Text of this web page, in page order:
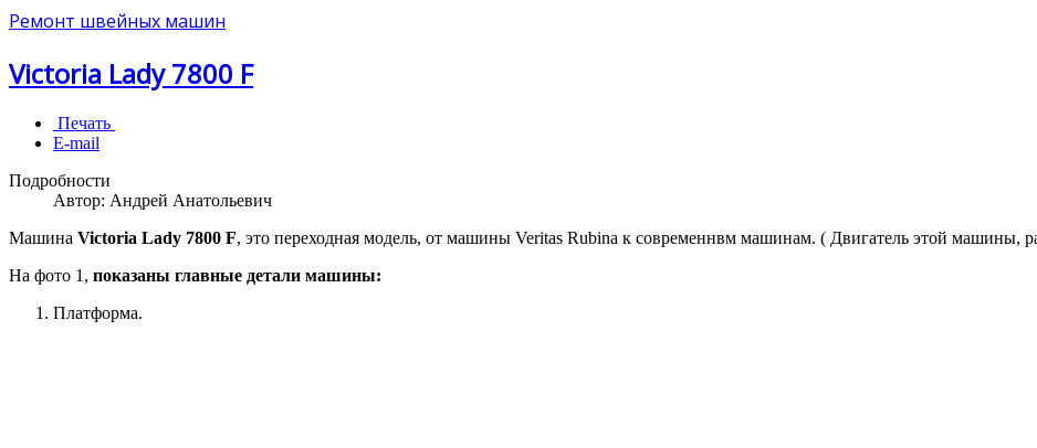
Ремонт швейных машин
Victoria Lady 7800 F
Печать
E-mail
Подробности
Автор: Андрей Анатольевич
Машина Victoria Lady 7800 F, это переходная модель, от машины Veritas Rubina к современнвм машинам. ( Двигатель этой машины,
На фото 1, показаны главные детали машины:
Платформа.